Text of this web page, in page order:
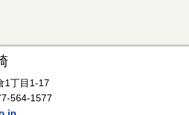
です。ボルトの先端を隠してデザイン性
されて腐食するのを防止します。
部とキャップ部とが一体形でねじの逃げ
じの逃げ溝のあるもの。）・３形（六角
1丁目1-17
564-1577